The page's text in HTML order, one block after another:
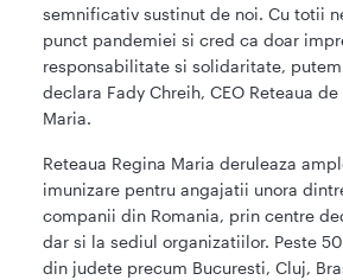
semnificativ sustinut de noi. Cu totii
punct pandemiei si cred ca doar
responsabilitate si solidaritate, putem
declara Fady Chreih, CEO Reteaua
Maria.
Reteaua Regina Maria deruleaza
imunizare pentru angajatii unora
companii din Romania, prin centre
dar si la sediul organizatiilor. Peste
din judete precum Bucuresti, Cluj,